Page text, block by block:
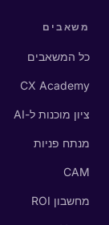
משאבים
כל המשאבים
CX Academy
ציון מוכנות ל-AI
מנתח פניות
CAM
מחשבון ROI